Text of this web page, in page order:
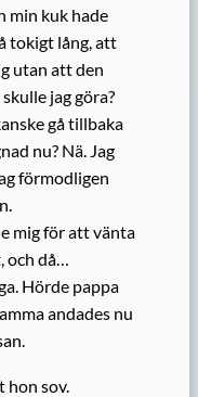
min kuk hade
tokigt lång, att
utan att den
jag göra?
gå tillbaka
nu? Nä. Jag
förmodligen
mig för att vänta
och då…
Hörde pappa
andades nu
sov.